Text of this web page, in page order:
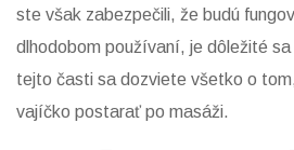
ste však zabezpečili, že budú
dlhodobom používaní, je dôležité
tejto časti sa dozviete všetko o
vajíčko postarať po masáži.